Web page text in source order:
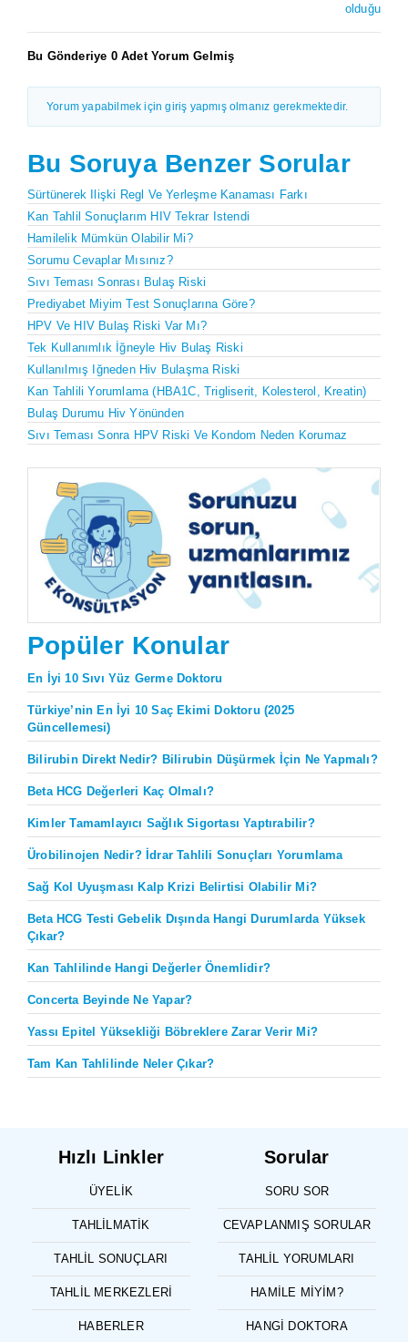
olduğu
Bu Gönderiye 0 Adet Yorum Gelmiş
Yorum yapabilmek için giriş yapmış olmanız gerekmektedir.
Bu Soruya Benzer Sorular
Sürtünerek Ilişki Regl Ve Yerleşme Kanaması Farkı
Kan Tahlil Sonuçlarım HIV Tekrar Istendi
Hamilelik Mümkün Olabilir Mi?
Sorumu Cevaplar Mısınız?
Sıvı Teması Sonrası Bulaş Riski
Prediyabet Miyim Test Sonuçlarına Göre?
HPV Ve HIV Bulaş Riski Var Mı?
Tek Kullanımlık İğneyle Hiv Bulaş Riski
Kullanılmış Iğneden Hiv Bulaşma Riski
Kan Tahlili Yorumlama (HBA1C, Trigliserit, Kolesterol, Kreatin)
Bulaş Durumu Hiv Yönünden
Sıvı Teması Sonra HPV Riski Ve Kondom Neden Korumaz
Popüler Konular
En İyi 10 Sıvı Yüz Germe Doktoru
Türkiye’nin En İyi 10 Saç Ekimi Doktoru (2025
Güncellemesi)
Bilirubin Direkt Nedir? Bilirubin Düşürmek İçin Ne Yapmalı?
Beta HCG Değerleri Kaç Olmalı?
Kimler Tamamlayıcı Sağlık Sigortası Yaptırabilir?
Ürobilinojen Nedir? İdrar Tahlili Sonuçları Yorumlama
Sağ Kol Uyuşması Kalp Krizi Belirtisi Olabilir Mi?
Beta HCG Testi Gebelik Dışında Hangi Durumlarda Yüksek
Çıkar?
Kan Tahlilinde Hangi Değerler Önemlidir?
Concerta Beyinde Ne Yapar?
Yassı Epitel Yüksekliği Böbreklere Zarar Verir Mi?
Tam Kan Tahlilinde Neler Çıkar?
Hızlı Linkler
ÜYELIK
TAHLILMATIK
TAHLIL SONUÇLARI
TAHLIL MERKEZLERI
HABERLER
Sorular
SORU SOR
CEVAPLANMIŞ SORULAR
TAHLIL YORUMLARI
HAMILE MIYIM?
HANGI DOKTORA